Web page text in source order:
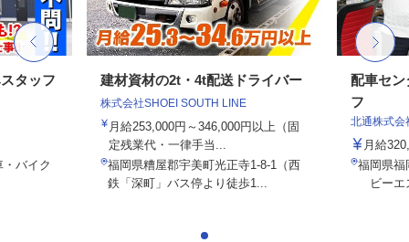
タッフ
バイク
建材資材の2t・4t配送ドライバー
株式会社SHOEI SOUTH LINE
月給253,000円～346,000円以上（固
定残業代・一律手当...
福岡県糟屋郡宇美町光正寺1-8-1（西
鉄「深町」バス停より徒歩1...
配車セン
フ
北通株式会
月給
福岡県福
ビーエ